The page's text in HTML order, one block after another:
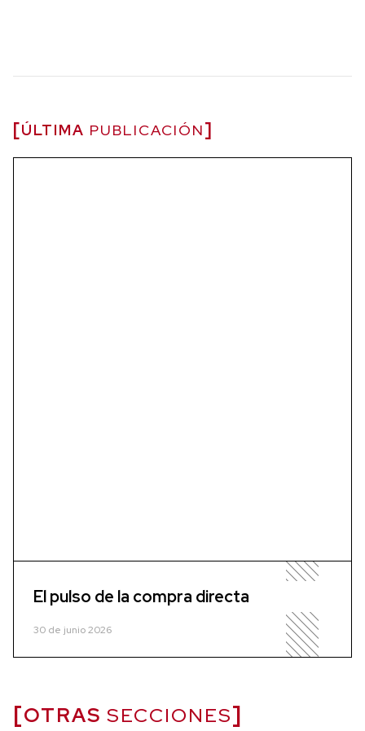
ÚLTIMA PUBLICACIÓN
El pulso de la compra directa
30 de junio 2026
OTRAS SECCIONES